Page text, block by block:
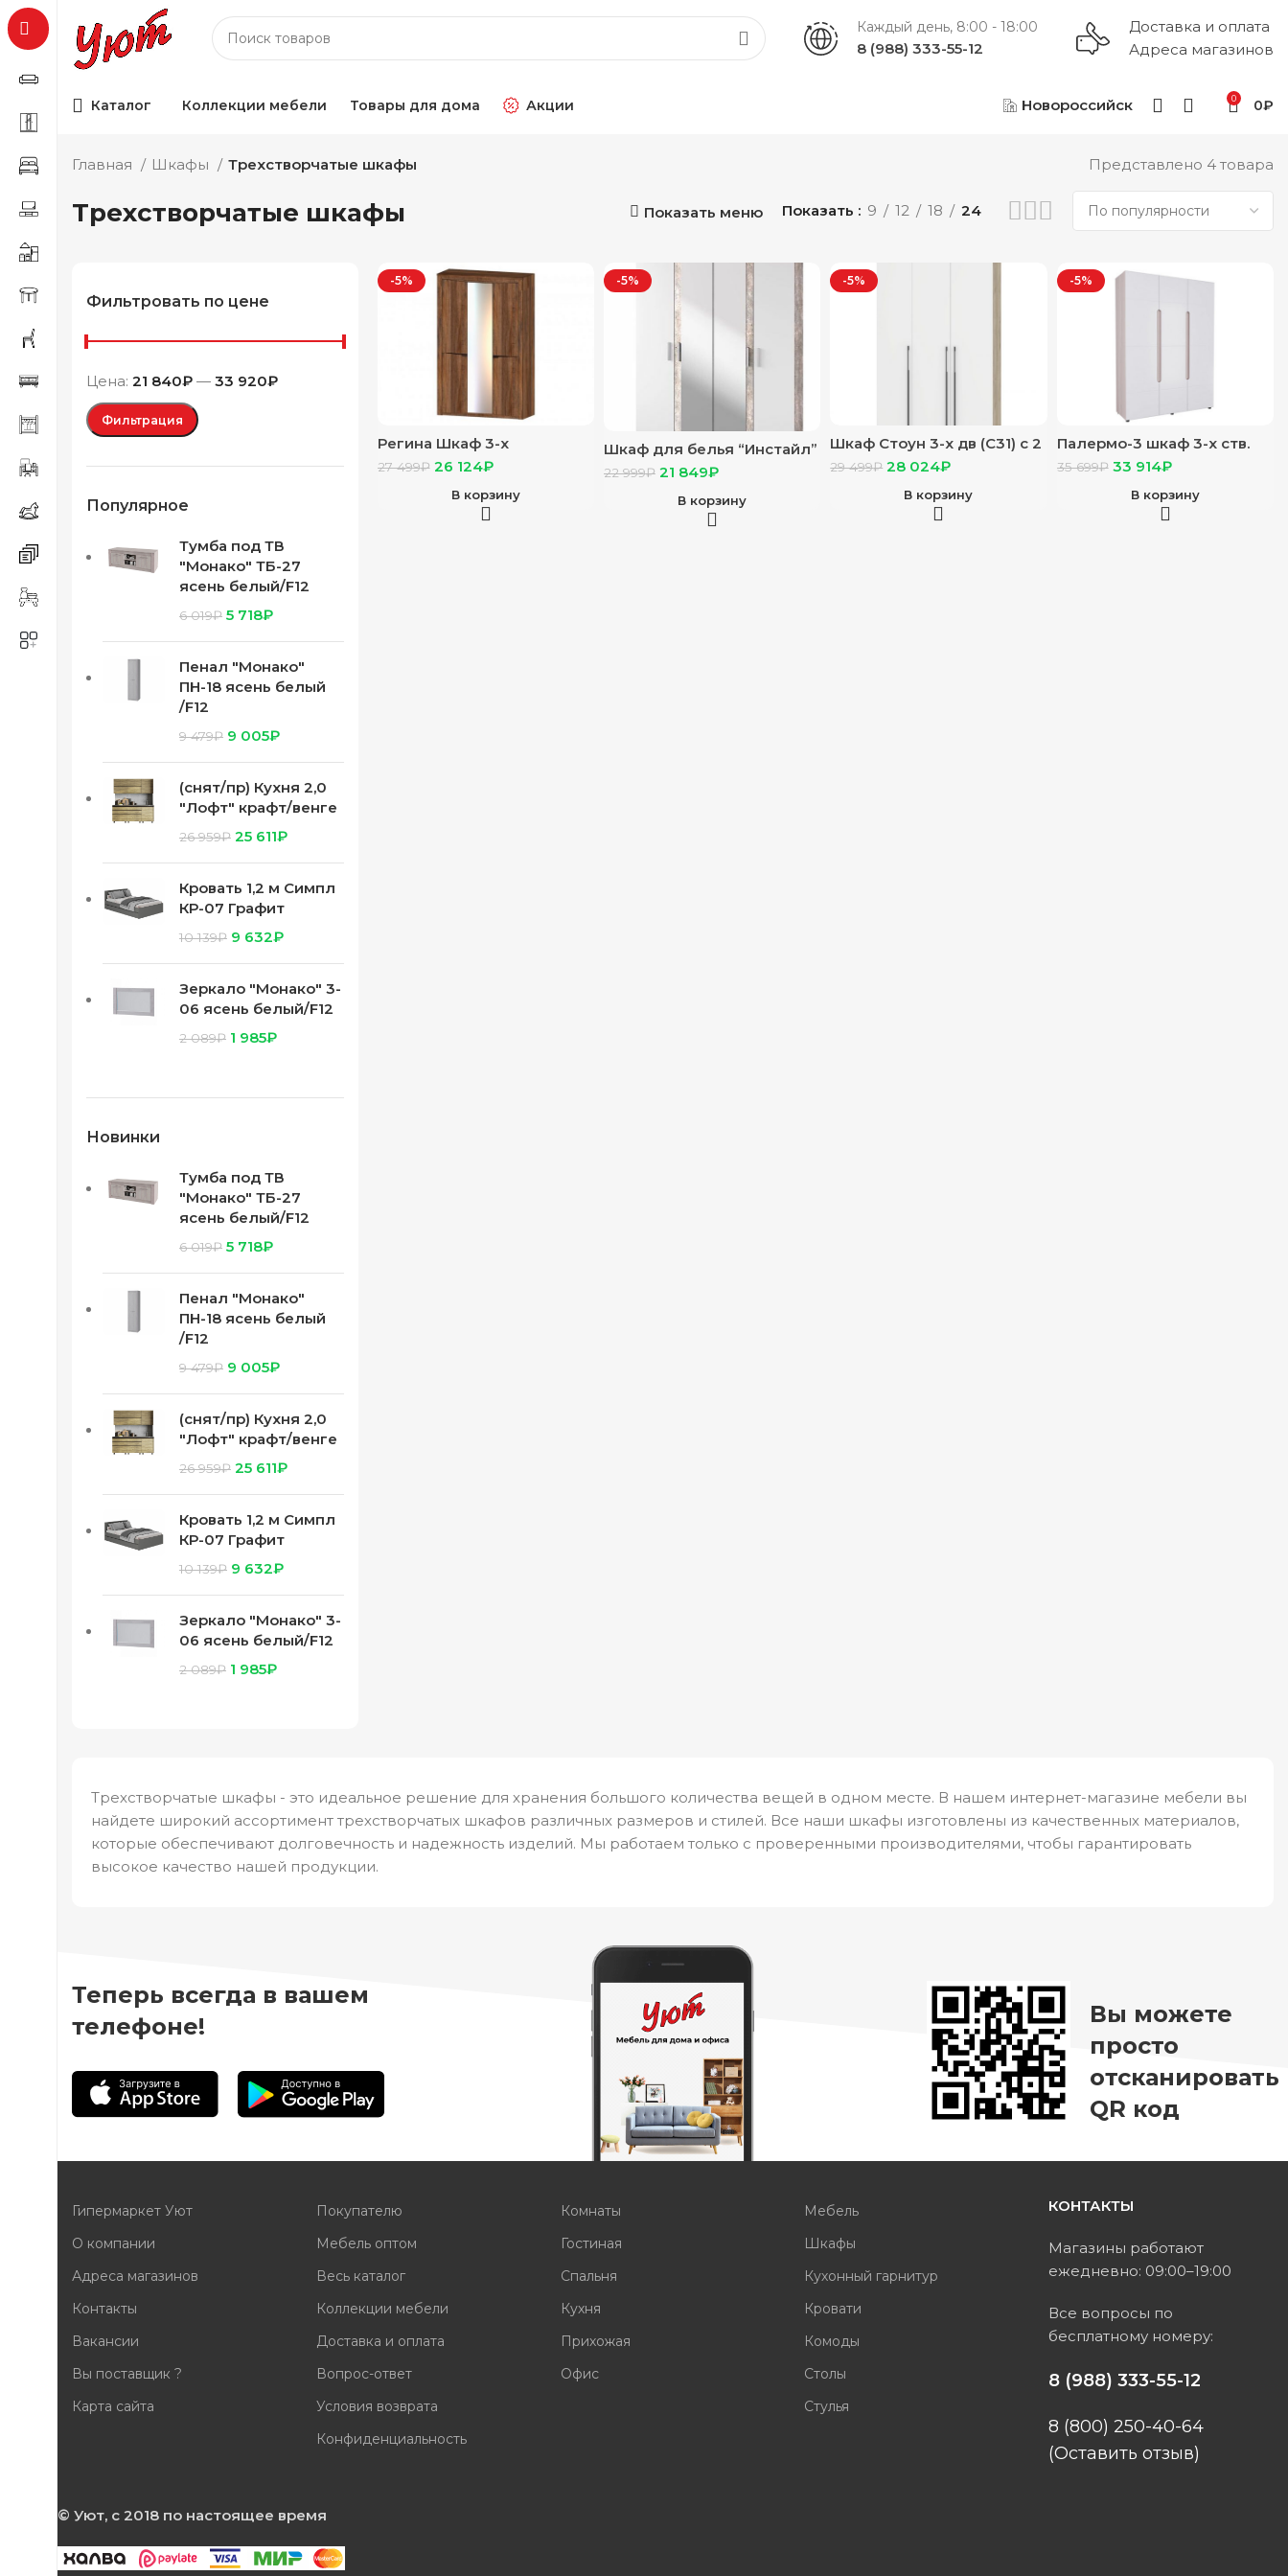
Каждый день, 8:00 - 18:00
8 (988) 333-55-12
Доставка и оплата
Адреса магазинов
Каталог Коллекции мебели Товары для дома Акции Новороссийск 0 0₽
Главная Шкафы Трехстворчатые шкафы Представлено 4 товара
Трехстворчатые шкафы Показать меню Показать 9 12 18 24
Фильтровать по цене
Фильтрация
Цена: 21 840₽ — 33 920₽
Популярное
Тумба под ТВ
"Монако" ТБ-27
ясень белый/F12
6 019₽ 5 718₽
Пенал "Монако"
ПН-18 ясень белый
/F12
9 479₽ 9 005₽
(снят/пр) Кухня 2,0
"Лофт" крафт/венге
26 959₽ 25 611₽
Кровать 1,2 м Симпл
КР-07 Графит
10 139₽ 9 632₽
Зеркало "Монако" 3-
06 ясень белый/F12
2 089₽ 1 985₽
Новинки
Тумба под ТВ
"Монако" ТБ-27
ясень белый/F12
6 019₽ 5 718₽
Пенал "Монако"
ПН-18 ясень белый
/F12
9 479₽ 9 005₽
(снят/пр) Кухня 2,0
"Лофт" крафт/венге
26 959₽ 25 611₽
Кровать 1,2 м Симпл
КР-07 Графит
10 139₽ 9 632₽
Зеркало "Монако" 3-
06 ясень белый/F12
2 089₽ 1 985₽
-5%
Регина Шкаф 3-х
створчатый дуб самдал
27 499₽ 26 124₽
В корзину
-5%
Шкаф для белья “Инстайл”
ШК-31 бетон/белый
22 999₽ 21 849₽
В корзину
-5%
Шкаф Стоун 3-х дв (С31) с 2
штангами серый дуб/
белый
29 499₽ 28 024₽
В корзину
-5%
Палермо-3 шкаф 3-х ств.
ясень шимо светлый/МДФ
белый глянец
35 699₽ 33 914₽
В корзину
Трехстворчатые шкафы - это идеальное решение для хранения большого количества вещей в одном месте. В нашем интернет-магазине мебели вы
найдете широкий ассортимент трехстворчатых шкафов различных размеров и стилей. Все наши шкафы изготовлены из качественных материалов,
которые обеспечивают долговечность и надежность изделий. Мы работаем только с проверенными производителями, чтобы гарантировать
высокое качество нашей продукции.
Теперь всегда в вашем
телефоне!
Вы можете
просто
отсканировать
QR код
Гипермаркет Уют
О компании
Адреса магазинов
Контакты
Вакансии
Вы поставщик ?
Карта сайта
Покупателю
Мебель оптом
Весь каталог
Коллекции мебели
Доставка и оплата
Вопрос-ответ
Условия возврата
Конфиденциальность
Комнаты
Гостиная
Спальня
Кухня
Прихожая
Офис
Мебель
Шкафы
Кухонный гарнитур
Кровати
Комоды
Столы
Стулья
КОНТАКТЫ
Магазины работают
ежедневно: 09:00–19:00
Все вопросы по
бесплатному номеру:
8 (988) 333-55-12
8 (800) 250-40-64
(Оставить отзыв)
© Уют, с 2018 по настоящее время